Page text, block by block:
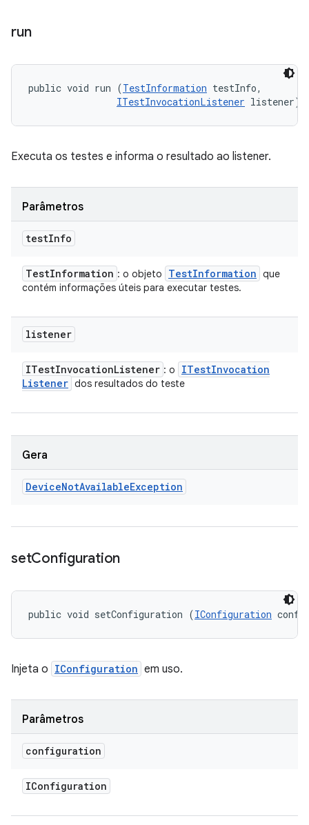
run
public void run (TestInformation testInfo,
ITestInvocationListener listener)
Executa os testes e informa o resultado ao listener.
Parâmetros
testInfo
TestInformation : o objeto TestInformation que
contém informações úteis para executar testes.
listener
ITestInvocationListener : o ITestInvocation
Listener dos resultados do teste
Gera
DeviceNotAvailableException
setConfiguration
public void setConfiguration (IConfiguration
Injeta o IConfiguration em uso.
Parâmetros
configuration
IConfiguration